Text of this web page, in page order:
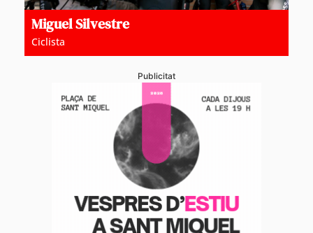
Miguel Silvestre
Ciclista
Publicitat